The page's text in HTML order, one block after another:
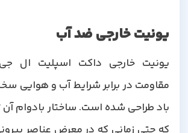
یونیت خارجی ضد آب
مقاومت در برابر شرایط آب و هوایی سخت
باد طراحی شده است. ساختار بادوام آن